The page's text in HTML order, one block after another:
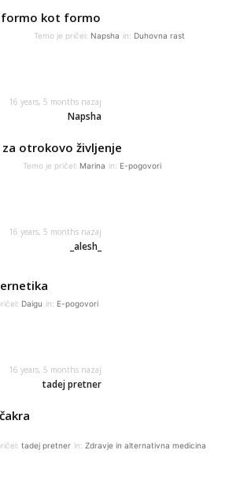
kot formo
Temo je pričel: Napsha in: Duhovna rast
16 years, 5 months nazaj
Napsha
za otrokovo življenje
Temo je pričel: Marina in: E-pogovori
16 years, 5 months nazaj
_alesh_
Daigu in: E-pogovori
16 years, 5 months nazaj
tadej pretner
tadej pretner in: Zdravje in alternativna medicina